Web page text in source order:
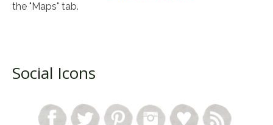
the "Maps" tab.
Social Icons